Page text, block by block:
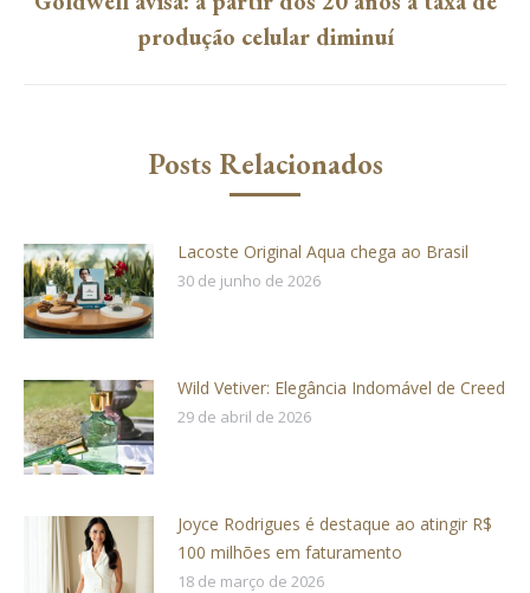
Próximo
post:
produção celular diminuí
Posts Relacionados
Lacoste Original Aqua chega ao Brasil
30 de junho de 2026
Wild Vetiver: Elegância Indomável de Creed
29 de abril de 2026
Joyce Rodrigues é destaque ao atingir R$
100 milhões em faturamento
18 de março de 2026